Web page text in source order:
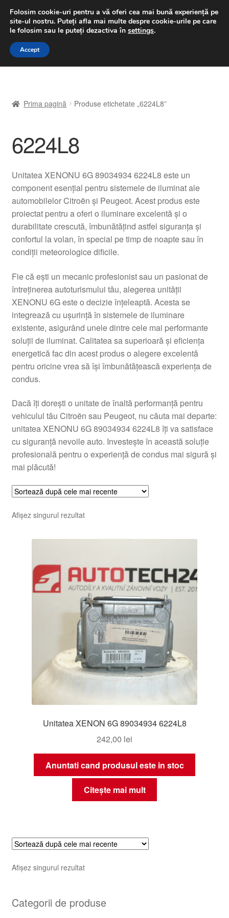
LIVRARE de la 33 lei
luni-vineri 9 a.m. - 4 p.m.031 229 6816
Sari
Sari
A lua legatura
Contul meu
Despre noi
Finalizare comandă
Livrare
Livrare în toată lumea
Plângere
Plățile
Politică de confidențialitate
Procedura de reclamație
Termeni si conditii
Prima pagină Produse etichetate „6224L8”
6224L8
Unitatea XENONU 6G 89034934 6224L8 este un
component esențial pentru sistemele de iluminat ale
automobilelor Citroën și Peugeot. Acest produs este
proiectat pentru a oferi o iluminare excelentă și o
durabilitate crescută, îmbunătățind astfel siguranța și
confortul la volan, în special pe timp de noapte sau în
condiții meteorologice dificile.
Fie că ești un mecanic profesionist sau un pasionat de
întreținerea autoturismului tău, alegerea unității
XENONU 6G este o decizie înțeleaptă. Acesta se
integrează cu ușurință în sistemele de iluminare
existente, asigurând unele dintre cele mai performante
soluții de iluminat. Calitatea sa superioară și eficiența
energetică fac din acest produs o alegere excelentă
pentru oricine vrea să își îmbunătățească experiența de
condus.
Dacă îți dorești o unitate de înaltă performanță pentru
vehiculul tău Citroën sau Peugeot, nu căuta mai departe:
unitatea XENONU 6G 89034934 6224L8 îți va satisface
cu siguranță nevoile auto. Investește în această soluție
profesională pentru o experiență de condus mai sigură și
mai plăcută!
Afișez singurul rezultat
Unitatea XENON 6G 89034934 6224L8
242,00 lei
Anuntati cand produsul este in stoc
Citește mai mult
Afișez singurul rezultat
Categorii de produse
Folosim cookie-uri pentru a vă oferi cea mai bună experiență pe
site-ul nostru. Puteți afla mai multe despre cookie-urile pe care
le folosim sau le puteți dezactiva în settings.
Accept